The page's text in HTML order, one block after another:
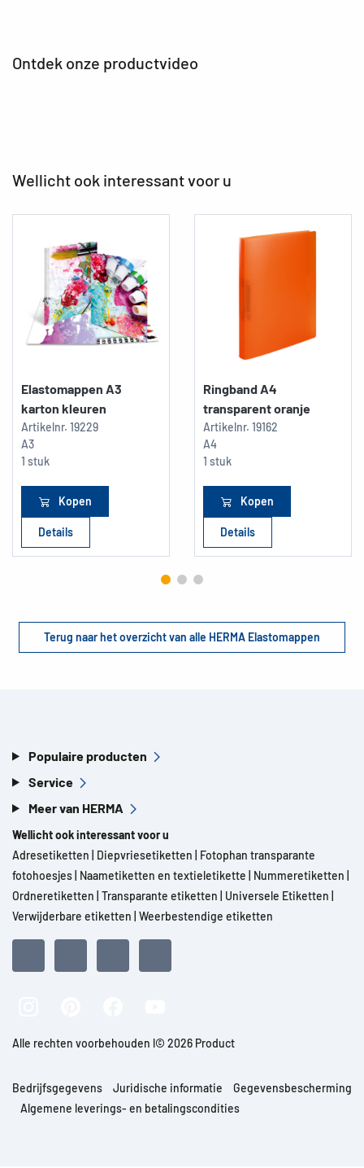
Ontdek onze productvideo
Wellicht ook interessant voor u
Elastomappen A3
karton kleuren
Artikelnr. 19229
A3
1 stuk
Kopen
Details
Ringband A4
transparent oranje
Artikelnr. 19162
A4
1 stuk
Kopen
Details
Terug naar het overzicht van alle HERMA Elastomappen
Populaire producten
Service
Meer van HERMA
Wellicht ook interessant voor u
Adresetiketten
Diepvriesetiketten
Fotophan transparante
fotohoesjes Naametiketten en textieletikette Nummeretiketten
Ordneretiketten Transparante etiketten Universele Etiketten
Verwijderbare etiketten Weerbestendige etiketten
Alle rechten voorbehouden l© 2026 Product
Bedrijfsgegevens Juridische informatie
Gegevensbescherming
Algemene leverings- en betalingscondities